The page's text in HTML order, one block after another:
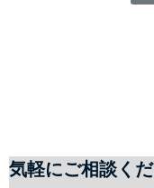
気軽にご相談くだ